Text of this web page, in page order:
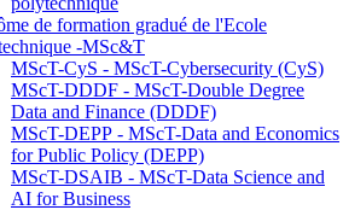
de formation gradué de l'Ecole
-MSc&T
MScT-CyS - MScT-Cybersecurity (CyS)
MScT-DDDF - MScT-Double Degree
Data and Finance (DDDF)
MScT-DEPP - MScT-Data and Economics
for Public Policy (DEPP)
MScT-DSAIB - MScT-Data Science and
AI for Business